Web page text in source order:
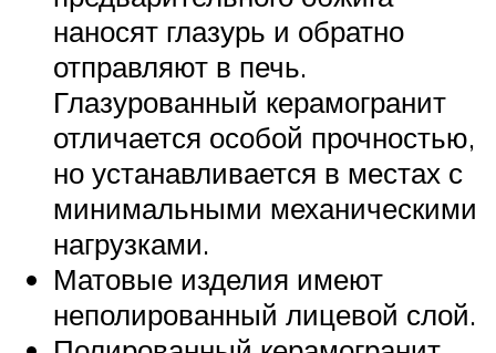
наносят глазурь и обратно
отправляют в печь.
Глазурованный керамогранит
отличается особой прочностью,
но устанавливается в местах с
минимальными механическими
нагрузками.
Матовые изделия имеют
неполированный лицевой слой.